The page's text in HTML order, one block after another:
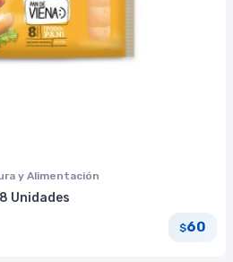
y Alimentación
Unidades
$60